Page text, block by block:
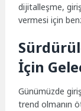
dijitalleşme,
vermesi için
İçin
Günümüzde
trend olmanın